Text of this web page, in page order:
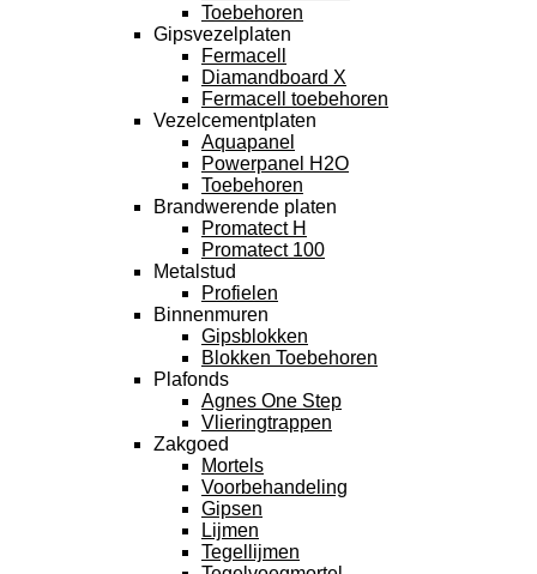
Toebehoren
Gipsvezelplaten
Fermacell
Diamandboard X
Fermacell toebehoren
Vezelcementplaten
Aquapanel
Powerpanel H2O
Toebehoren
Brandwerende platen
Promatect H
Promatect 100
Metalstud
Profielen
Binnenmuren
Gipsblokken
Blokken Toebehoren
Plafonds
Agnes One Step
Vlieringtrappen
Zakgoed
Mortels
Voorbehandeling
Gipsen
Lijmen
Tegellijmen